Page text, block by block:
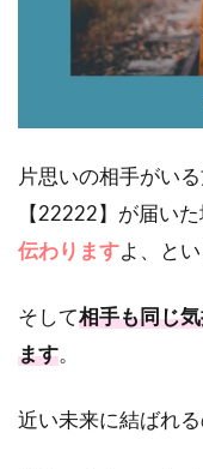
片思いの相手がい
【22222】が届いた
伝わりますよ、と
そして相手も同じ
ます。
近い未来に結ばれ